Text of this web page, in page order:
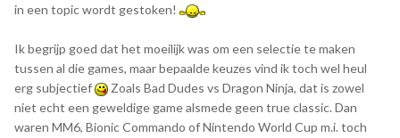
in een topic wordt gestoken!
Ik begrijp goed dat het moeilijk was om een selectie te maken
tussen al die games, maar bepaalde keuzes vind ik toch wel heul
erg subjectief
Zoals Bad Dudes vs Dragon Ninja, dat is zowel
niet echt een geweldige game alsmede geen true classic. Dan
waren MM6, Bionic Commando of Nintendo World Cup m.i. toch